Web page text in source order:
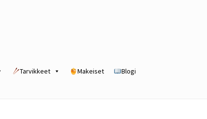
Tarvikkeet Makeiset Blogi